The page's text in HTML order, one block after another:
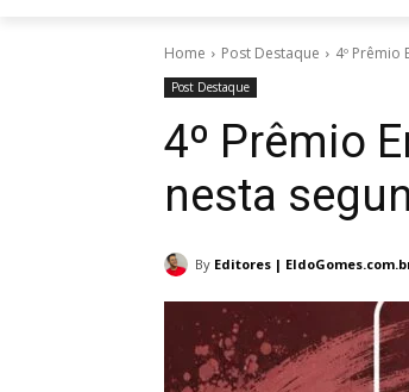
Home Post Destaque 4º Prêmio
Post Destaque
4º Prêmio
nesta
By Editores |